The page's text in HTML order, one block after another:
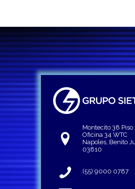
Montecito 38 Piso
Oficina 34 WTC
Napoles, Benito
03810
(55) 9000 0787